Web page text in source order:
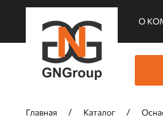
О
Главная Каталог